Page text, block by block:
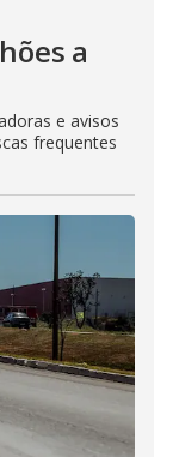
a
e avisos
frequentes